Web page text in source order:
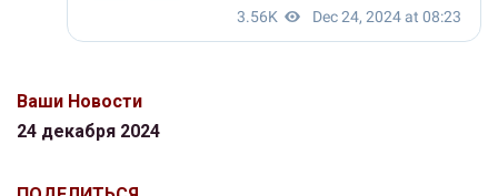
Ваши Новости
24 декабря 2024